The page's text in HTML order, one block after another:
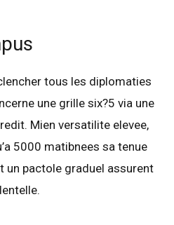
tous les diplomaties
une grille six?5 via une
Mien versatilite elevee,
5000 matibnees sa tenue
un pactole graduel assurent